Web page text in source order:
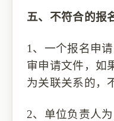
五、 不符合的报
1、 一个报名 申
审申请文件 ， 如
为关联关系的，
2、 单位负责人